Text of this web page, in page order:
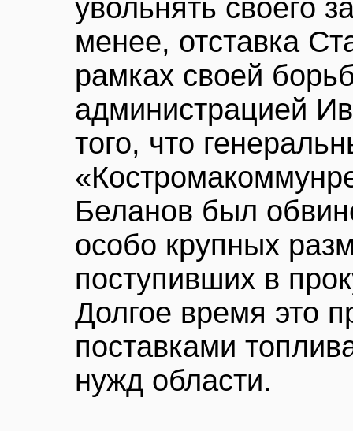
увольнять своего
менее, отставка
рамках своей
администрацией
того, что
Беланов был
особо крупных
поступивших в
Долгое время это
поставками
нужд области.